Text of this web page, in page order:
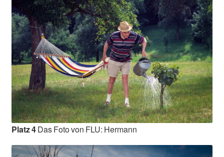
Platz 4Das Foto von FLU: Hermann